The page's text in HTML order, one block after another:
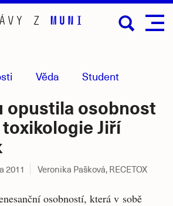
Věda Student
opustila osobnost
Jiří
2011 Veronika Pašková, RECETOX
osobností, která v sobě